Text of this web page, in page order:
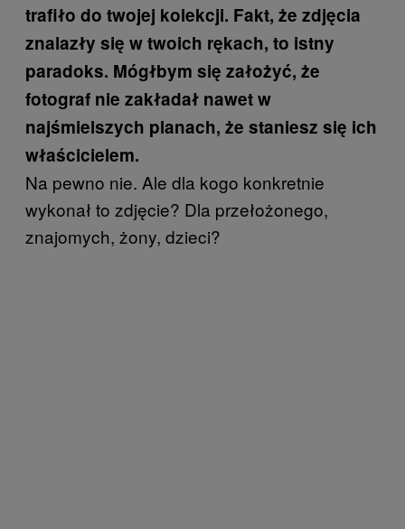
trafiło do twojej kolekcji. Fakt, że zdjęcia
znalazły się w twoich rękach, to istny
paradoks. Mógłbym się założyć, że
fotograf nie zakładał nawet w
najśmielszych planach, że staniesz się ich
właścicielem.
Na pewno nie. Ale dla kogo konkretnie
wykonał to zdjęcie? Dla przełożonego,
znajomych, żony, dzieci?